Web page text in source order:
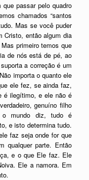
passar pelo quadro
chamados “santos
Mas se você puder
Cristo, então algum dia
primeiro temos que
de nós está de pé, ao
a correção é um
importa o quanto ele
ele fez, se ainda faz,
é ilegítimo, e ele não é
genuíno filho
mundo diz, tudo é
e isto determina tudo.
faz seja onde for que
qualquer parte. Então
e o que Ele faz. Ele
Ele a namora. Em